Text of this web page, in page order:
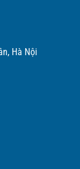
Hà Nội